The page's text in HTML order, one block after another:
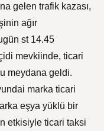
gelen trafik kazası,
ağır
st 14.45
mevkiinde, ticari
meydana geldi.
marka ticari
eşya yüklü bir
etkisiyle ticari taksi